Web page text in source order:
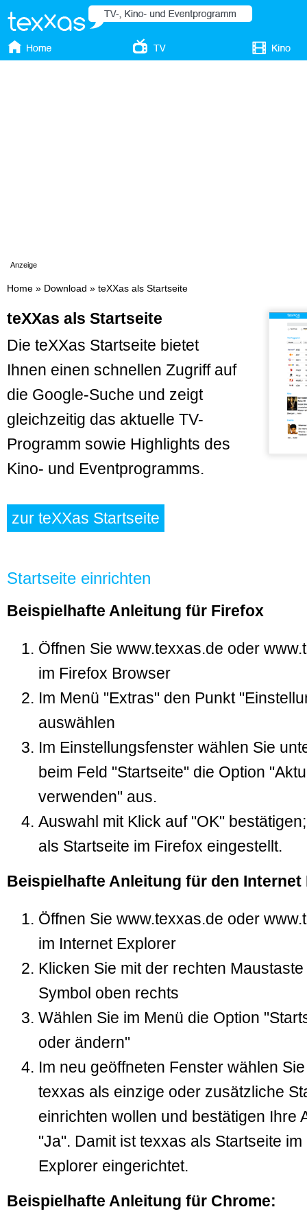
Anzeige
Home » Download » teXXas als Startseite
teXXas als Startseite
Die teXXas Startseite bietet
Ihnen einen schnellen Zugriff auf
die Google-Suche und zeigt
gleichzeitig das aktuelle TV-
Programm sowie Highlights des
Kino- und Eventprogramms.
zur teXXas Startseite
Startseite einrichten
Beispielhafte Anleitung für Firefox
Öffnen Sie www.texxas.de oder
im Firefox Browser
Im Menü "Extras" den Punkt
auswählen
Im Einstellungsfenster wählen Sie
beim Feld "Startseite" die Option
verwenden" aus.
Auswahl mit Klick auf "OK"
als Startseite im Firefox eingestellt.
Beispielhafte Anleitung für den Internet
Öffnen Sie www.texxas.de oder
im Internet Explorer
Klicken Sie mit der rechten
Symbol oben rechts
Wählen Sie im Menü die Option
oder ändern"
Im neu geöffneten Fenster wählen
texxas als einzige oder zusätzliche
einrichten wollen und bestätigen Ihre
"Ja". Damit ist texxas als Startseite im
Explorer eingerichtet.
Beispielhafte Anleitung für Chrome: